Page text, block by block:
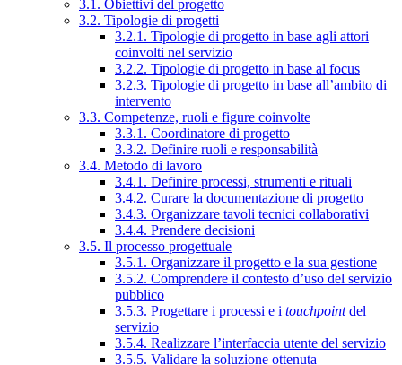
3.1. Obiettivi del progetto
3.2. Tipologie di progetti
3.2.1. Tipologie di progetto in base agli attori
coinvolti nel servizio
3.2.2. Tipologie di progetto in base al focus
3.2.3. Tipologie di progetto in base all’ambito di
intervento
3.3. Competenze, ruoli e figure coinvolte
3.3.1. Coordinatore di progetto
3.3.2. Definire ruoli e responsabilità
3.4. Metodo di lavoro
3.4.1. Definire processi, strumenti e rituali
3.4.2. Curare la documentazione di progetto
3.4.3. Organizzare tavoli tecnici collaborativi
3.4.4. Prendere decisioni
3.5. Il processo progettuale
3.5.1. Organizzare il progetto e la sua gestione
3.5.2. Comprendere il contesto d’uso del servizio
pubblico
3.5.3. Progettare i processi e i touchpointdel
servizio
3.5.4. Realizzare l’interfaccia utente del servizio
3.5.5. Validare la soluzione ottenuta